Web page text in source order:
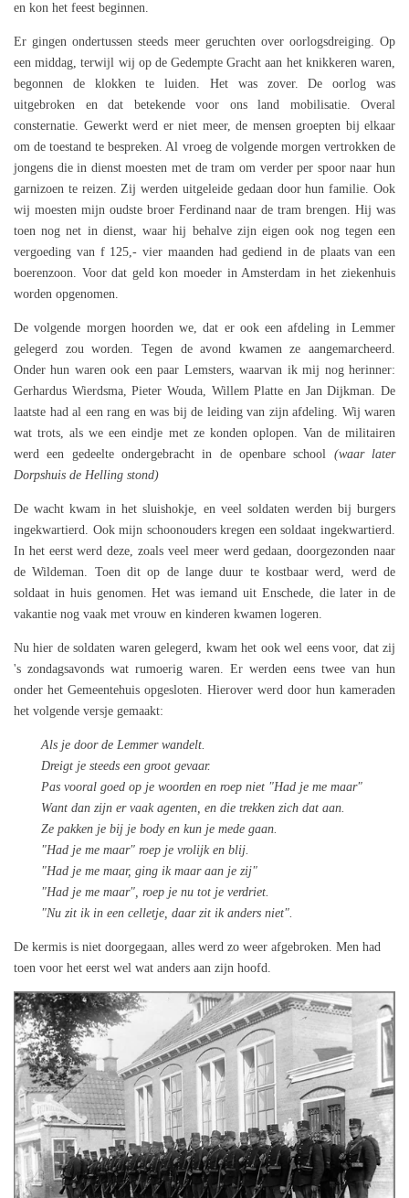
en kon het feest beginnen.
Er gingen ondertussen steeds meer geruchten over oorlogsdreiging. Op
een middag, terwijl wij op de Gedempte Gracht aan het knikkeren waren,
begonnen de klokken te luiden. Het was zover. De oorlog was
uitgebroken en dat betekende voor ons land mobilisatie. Overal
consternatie. Gewerkt werd er niet meer, de mensen groepten bij elkaar
om de toestand te bespreken. Al vroeg de volgende morgen vertrokken de
jongens die in dienst moesten met de tram om verder per spoor naar hun
garnizoen te reizen. Zij werden uitgeleide gedaan door hun familie. Ook
wij moesten mijn oudste broer Ferdinand naar de tram brengen. Hij was
toen nog net in dienst, waar hij behalve zijn eigen ook nog tegen een
vergoeding van f 125,- vier maanden had gediend in de plaats van een
boerenzoon. Voor dat geld kon moeder in Amsterdam in het ziekenhuis
worden opgenomen.
De volgende morgen hoorden we, dat er ook een afdeling in Lemmer
gelegerd zou worden. Tegen de avond kwamen ze aangemarcheerd.
Onder hun waren ook een paar Lemsters, waarvan ik mij nog herinner:
Gerhardus Wierdsma, Pieter Wouda, Willem Platte en Jan Dijkman. De
laatste had al een rang en was bij de leiding van zijn afdeling. Wij waren
wat trots, als we een eindje met ze konden oplopen. Van de militairen
werd een gedeelte ondergebracht in de openbare school (waar later
Dorpshuis de Helling stond)
De wacht kwam in het sluishokje, en veel soldaten werden bij burgers
ingekwartierd. Ook mijn schoonouders kregen een soldaat ingekwartierd.
In het eerst werd deze, zoals veel meer werd gedaan, doorgezonden naar
de Wildeman. Toen dit op de lange duur te kostbaar werd, werd de
soldaat in huis genomen. Het was iemand uit Enschede, die later in de
vakantie nog vaak met vrouw en kinderen kwamen logeren.
Nu hier de soldaten waren gelegerd, kwam het ook wel eens voor, dat zij
's zondagsavonds wat rumoerig waren. Er werden eens twee van hun
onder het Gemeentehuis opgesloten. Hierover werd door hun kameraden
het volgende versje gemaakt:
Als je door de Lemmer wandelt.
Dreigt je steeds een groot gevaar.
Pas vooral goed op je woorden en roep niet "Had je me maar"
Want dan zijn er vaak agenten, en die trekken zich dat aan.
Ze pakken je bij je body en kun je mede gaan.
"Had je me maar" roep je vrolijk en blij.
"Had je me maar, ging ik maar aan je zij"
"Had je me maar", roep je nu tot je verdriet.
"Nu zit ik in een celletje, daar zit ik anders niet".
De kermis is niet doorgegaan, alles werd zo weer afgebroken. Men had
toen voor het eerst wel wat anders aan zijn hoofd.